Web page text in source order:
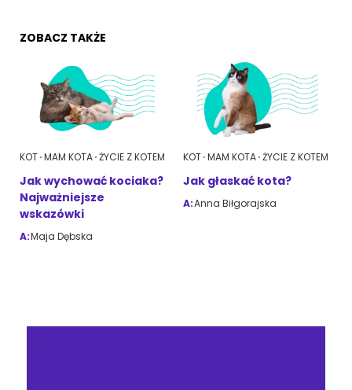
ZOBACZ TAKŻE
KOT MAM KOTA ŻYCIE Z KOTEM
Jak wychować kociaka?
Najważniejsze
wskazówki
A:Maja Dębska
KOT MAM KOTA ŻYCIE Z KOTEM
Jak głaskać kota?
A:Anna Biłgorajska